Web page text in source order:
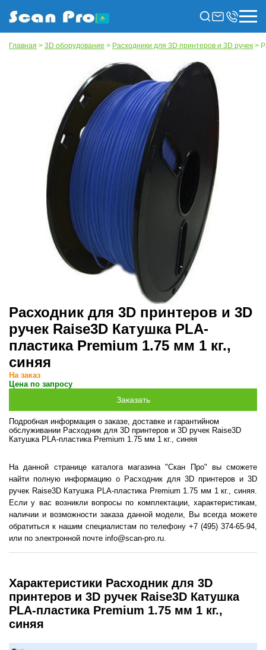
Главная > 3D оборудование > Расходники для 3D принтеров и 3D ручек >
Расходник для 3D принтеров и 3D
ручек Raise3D Катушка PLA-
пластика Premium 1.75 мм 1 кг.,
синяя
На заказ
Цена по запросу
Подробная информация о заказе, доставке и гарантийном
обслуживании Расходник для 3D принтеров и 3D ручек Raise3D
Катушка PLA-пластика Premium 1.75 мм 1 кг., синяя
На данной странице каталога магазина "Скан Про" вы сможете
найти полную информацию о Расходник для 3D принтеров и 3D
ручек Raise3D Катушка PLA-пластика Premium 1.75 мм 1 кг., синяя.
Если у вас возникли вопросы по комплектации, характеристикам,
наличии и возможности заказа данной модели, Вы всегда можете
обратиться к нашим специалистам по телефону +7 (495) 374-65-94,
или по электронной почте info@scan-pro.ru.
Характеристики Расходник для 3D
принтеров и 3D ручек Raise3D Катушка
PLA-пластика Premium 1.75 мм 1 кг.,
синяя